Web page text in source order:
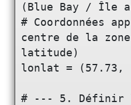
(Blue Bay / Île
# Coordonnées
centre de la
latitude)
lonlat = (57.73,
# --- 5. Définir